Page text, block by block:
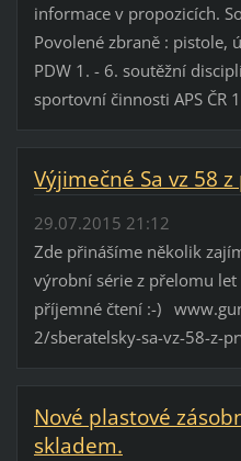
informace v propozicích.
Povolené zbraně : pistole,
PDW 1. - 6. soutěžní
sportovní činnosti APS ČR
Výjimečné Sa vz 58
29.07.2015 21:12
Zde přinášíme několik
výrobní série z přelomu
příjemné čtení :-)
2/sberatelsky-sa-vz-58-z-
Nové plastové
skladem.